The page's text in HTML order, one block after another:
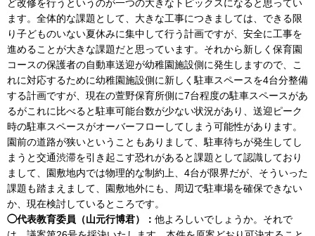
ど改修を行うというのが一つの大きなトピックスになると思ってい
ます。全体的な課題として、大きな工事につきましては、できる限
り子どものいない夏休みに集中して行う計画ですが、安全に工事を
進めることが大きな課題だと思っています。それから新しく保育園
コースの保護者の自動車送迎が幼稚園施設側に発生しますので、こ
れに対応するために幼稚園施設側に新しく駐車スペースを4台分整備
する計画ですが、現在の萱野保育所側に7台程度の駐車スペースがあ
るがこれに比べると駐車可能台数が少ない状況があり、送迎ピーク
時の駐車スペースがオーバーフローしてしまう可能性があります。
園前の道路が狭いということもありまして、駐車待ちが発生してし
まうと交通渋滞を引き起こす恐れがあると課題として認識しており
まして、園敷地内では物理的な制約上、4台が限界だが、そういった
課題も踏まえまして、園敷地外にも、周辺で駐車場を確保できない
か、現在検討しているところです。
◯代表教育委員（山元行博君）： 他よろしいでしょうか。それで